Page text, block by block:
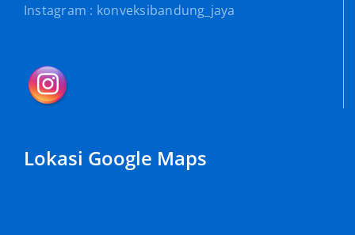
Instagram : konveksibandung_jaya
Lokasi Google Maps